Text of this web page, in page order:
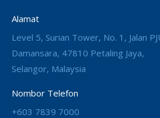
Alamat
Level 5, Surian Tower, No. 1, Jalan
Damansara, 47810 Petaling Jaya,
Selangor, Malaysia
Nombor Telefon
+603 7839 7000